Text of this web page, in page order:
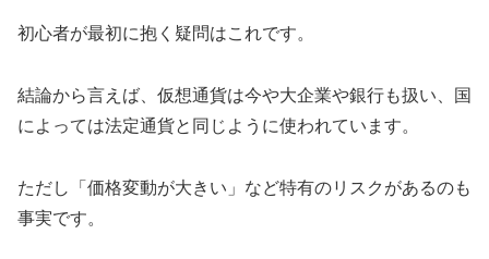
初心者が最初に抱く疑問はこれです。
結論から言えば、仮想通貨は今や大企業や銀行も扱い、国
によっては法定通貨と同じように使われています。
ただし「価格変動が大きい」など特有のリスクがあるのも
事実です。